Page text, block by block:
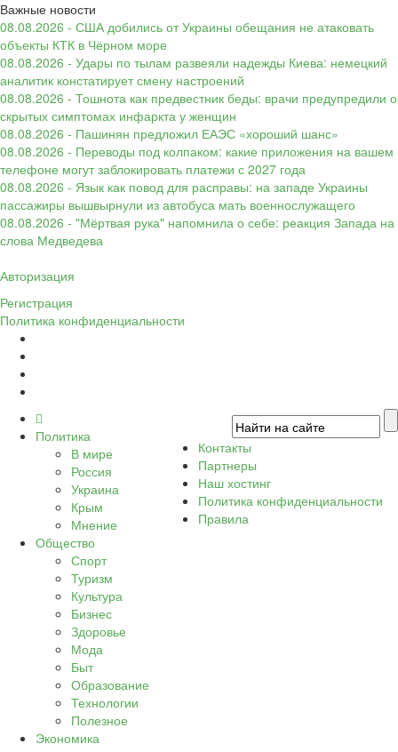
Важные новости
08.08.2026 - США добились от Украины обещания не атаковать
объекты КТК в Чёрном море
08.08.2026 - Удары по тылам развеяли надежды Киева: немецкий
аналитик констатирует смену настроений
08.08.2026 - Тошнота как предвестник беды: врачи предупредили о
скрытых симптомах инфаркта у женщин
08.08.2026 - Пашинян предложил ЕАЭС «хороший шанс»
08.08.2026 - Переводы под колпаком: какие приложения на вашем
телефоне могут заблокировать платежи с 2027 года
08.08.2026 - Язык как повод для расправы: на западе Украины
пассажиры вышвырнули из автобуса мать военнослужащего
08.08.2026 - "Мёртвая рука" напомнила о себе: реакция Запада на
слова Медведева
Авторизация
Регистрация
Политика конфиденциальности
Политика
В мире
Россия
Украина
Крым
Мнение
Общество
Спорт
Туризм
Культура
Бизнес
Здоровье
Мода
Быт
Образование
Технологии
Полезное
Экономика
Контакты
Партнеры
Наш хостинг
Политика конфиденциальности
Правила